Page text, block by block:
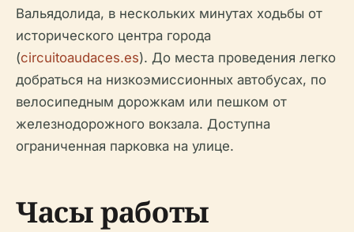
Вальядолида, в нескольких минутах ходьбы от
исторического центра города
(circuitoaudaces.es). До места проведения легко
добраться на низкоэмиссионных автобусах, по
велосипедным дорожкам или пешком от
железнодорожного вокзала. Доступна
ограниченная парковка на улице.
Часы работы